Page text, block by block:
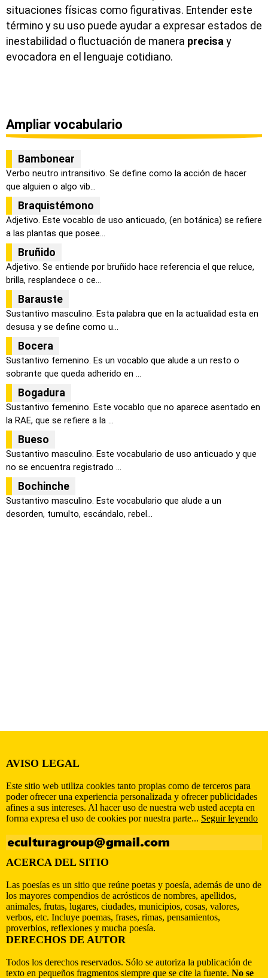
situaciones físicas como figurativas. Entender este
término y su uso puede ayudar a expresar estados de
inestabilidad o fluctuación de manera precisa y
evocadora en el lenguaje cotidiano.
Ampliar vocabulario
Bambonear
Verbo neutro intransitivo. Se define como la acción de hacer
que alguien o algo vib...
Braquistémono
Adjetivo. Este vocablo de uso anticuado, (en botánica) se refiere
a las plantas que posee...
Bruñido
Adjetivo. Se entiende por bruñido hace referencia el que reluce,
brilla, resplandece o ce...
Barauste
Sustantivo masculino. Esta palabra que en la actualidad esta en
desusa y se define como u...
Bocera
Sustantivo femenino. Es un vocablo que alude a un resto o
sobrante que queda adherido en ...
Bogadura
Sustantivo femenino. Este vocablo que no aparece asentado en
la RAE, que se refiere a la ...
Bueso
Sustantivo masculino. Este vocabulario de uso anticuado y que
no se encuentra registrado ...
Bochinche
Sustantivo masculino. Este vocabulario que alude a un
desorden, tumulto, escándalo, rebel...
AVISO LEGAL
Este sitio web utiliza cookies tanto propias como de terceros para
poder ofrecer una experiencia personalizada y ofrecer publicidades
afines a sus intereses. Al hacer uso de nuestra web usted acepta en
forma expresa el uso de cookies por nuestra parte... Seguir leyendo
ACERCA DEL SITIO
Las poesías es un sitio que reúne poetas y poesía, además de uno de
los mayores compendios de acrósticos de nombres, apellidos,
animales, frutas, lugares, ciudades, municipios, cosas, valores,
verbos, etc. Incluye poemas, frases, rimas, pensamientos,
proverbios, reflexiones y mucha poesía.
DERECHOS DE AUTOR
Todos los derechos reservados. Sólo se autoriza la publicación de
texto en pequeños fragmentos siempre que se cite la fuente. No se